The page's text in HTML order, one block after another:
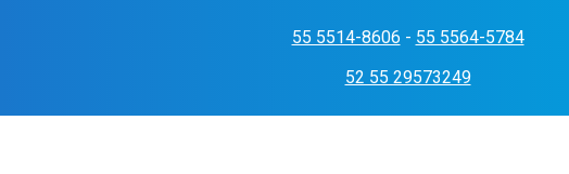
55 5514-8606 - 55 5564-5784
52 55 29573249